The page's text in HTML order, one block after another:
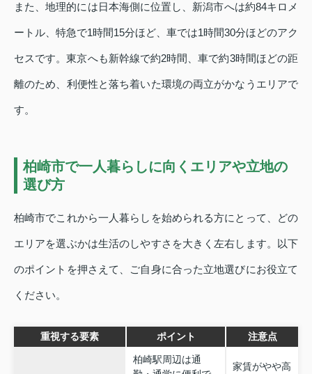
また、地理的には日本海側に位置し、新潟市へは約84キロメ
ートル、特急で1時間15分ほど、車では1時間30分ほどのアク
セスです。東京へも新幹線で約2時間、車で約3時間ほどの距
離のため、利便性と落ち着いた環境の両立がかなうエリアで
す。
柏崎市で一人暮らしに向くエリアや立地の
選び方
柏崎市でこれから一人暮らしを始められる方にとって、どの
エリアを選ぶかは生活のしやすさを大きく左右します。以下
のポイントを押さえて、ご自身に合った立地選びにお役立て
ください。
重視する要素 ポイント 注意点
柏崎駅周辺は通
家賃がやや高